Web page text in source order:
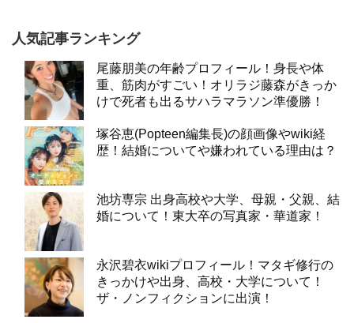
人気記事ランキング
尾藤朋美の年齢プロフィール！身長や体
重、筋肉がすごい！オリラジ藤森がきっか
けで死者も出るサハラマラソン準優勝！
塚谷恵(Popteen編集長)の顔画像やwiki経
歴！結婚についてや嫌われている理由は？
池坊専宗 出身高校や大学、母親・父親、結
婚について！東大卒の写真家・華道家！
永沢碧衣wikiプロフィール！マタギ修行の
きっかけや出身、高校・大学について！
ザ・ノンフィクションに出演！